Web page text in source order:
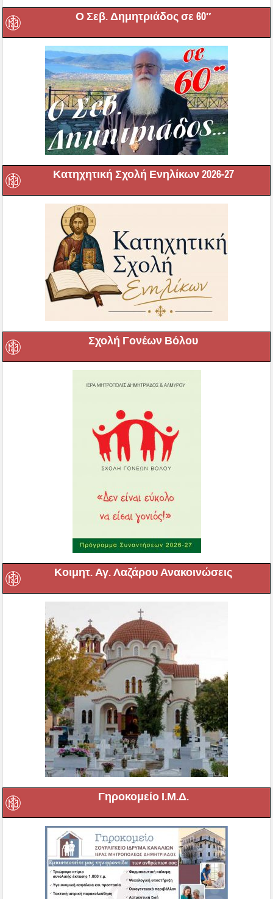
Ο Σεβ. Δημητριάδος σε 60″
Κατηχητική Σχολή Ενηλίκων 2026-27
Σχολή Γονέων Βόλου
Κοιμητ. Αγ. Λαζάρου Ανακοινώσεις
Γηροκομείο Ι.Μ.Δ.